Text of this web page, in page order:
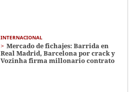
INTERNACIONAL
Mercado de fichajes: Barrida en
Real Madrid, Barcelona por crack y
Vozinha firma millonario contrato